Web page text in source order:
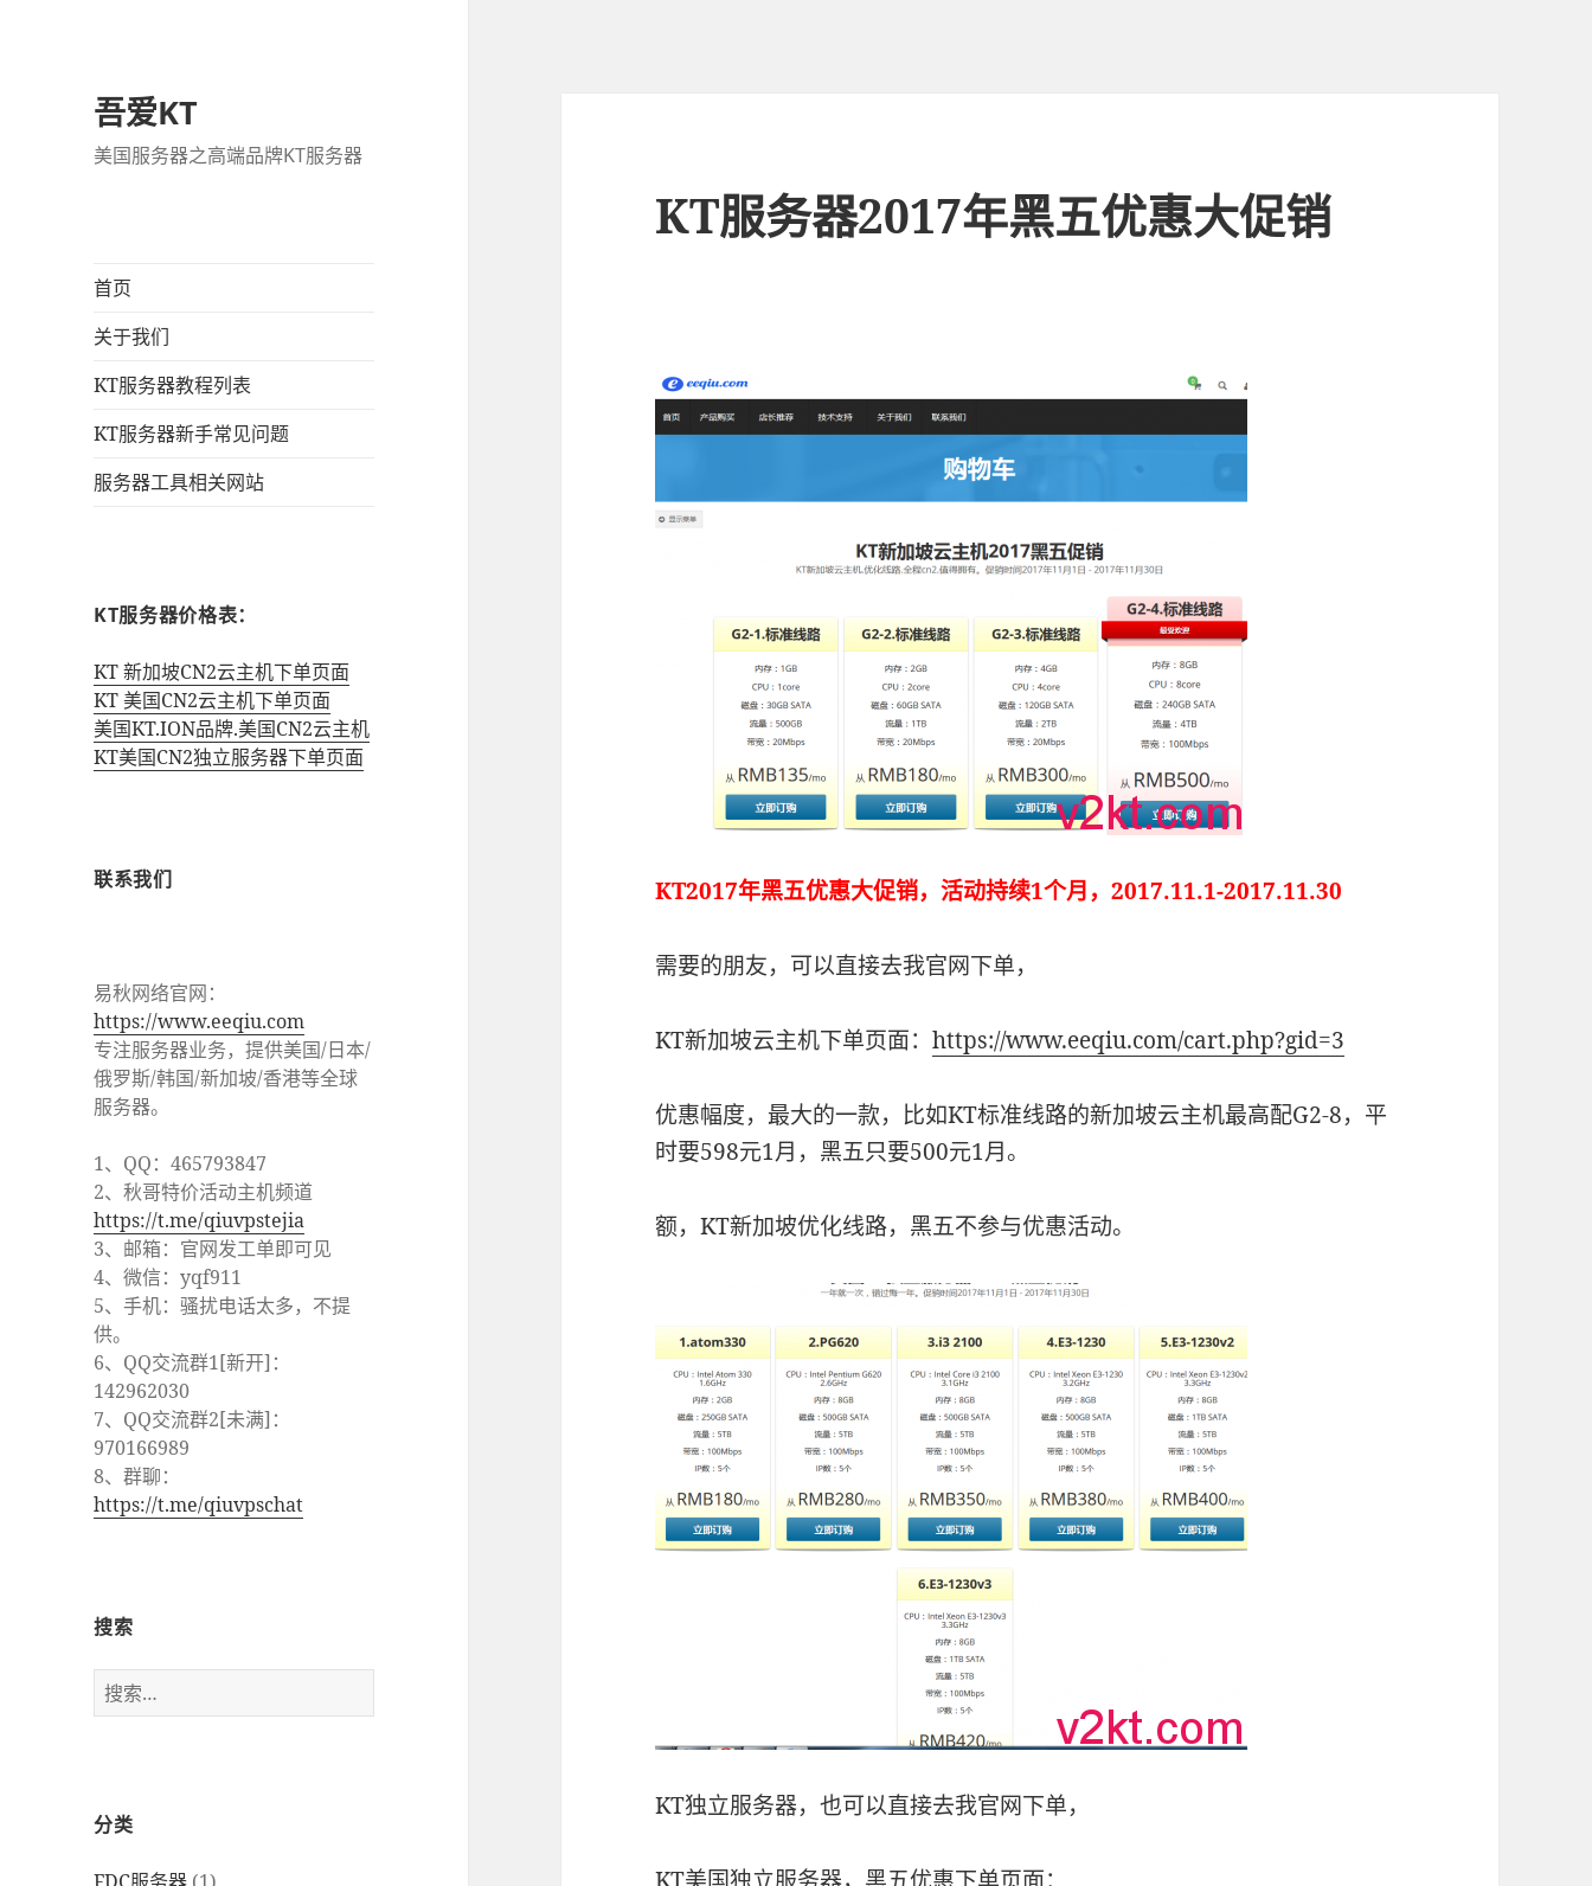
吾爱KT
美国服务器之高端品牌KT服务器
首页
关于我们
KT服务器教程列表
KT服务器新手常见问题
服务器工具相关网站
KT服务器价格表：
KT 新加坡CN2云主机下单页面
KT 美国CN2云主机下单页面
美国KT.ION品牌.美国CN2云主机
KT美国CN2独立服务器下单页面
联系我们
易秋网络官网：
https://www.eeqiu.com
专注服务器业务，提供美国/日本/
俄罗斯/韩国/新加坡/香港等全球
服务器。
1、QQ：465793847
2、秋哥特价活动主机频道
https://t.me/qiuvpstejia
3、邮箱：官网发工单即可见
4、微信：yqf911
5、手机：骚扰电话太多，不提
供。
6、QQ交流群1[新开]：
142962030
7、QQ交流群2[未满]：
970166989
8、群聊：
https://t.me/qiuvpschat
搜索
搜
索
分类
KT服务器2017年黑五优惠大促销
KT2017年黑五优惠大促销，活动持续1个月，2017.11.1-2017.11.30
需要的朋友，可以直接去我官网下单，
KT新加坡云主机下单页面：https://www.eeqiu.com/cart.php?gid=3
优惠幅度，最大的一款，比如KT标准线路的新加坡云主机最高配G2-8，平
时要598元1月，黑五只要500元1月。
额，KT新加坡优化线路，黑五不参与优惠活动。
KT独立服务器，也可以直接去我官网下单，